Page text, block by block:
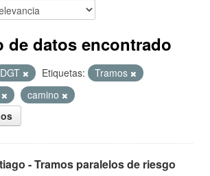
de datos encontrado
DGT Etiquetas:
Tramos
camino
- Tramos paralelos de riesgo